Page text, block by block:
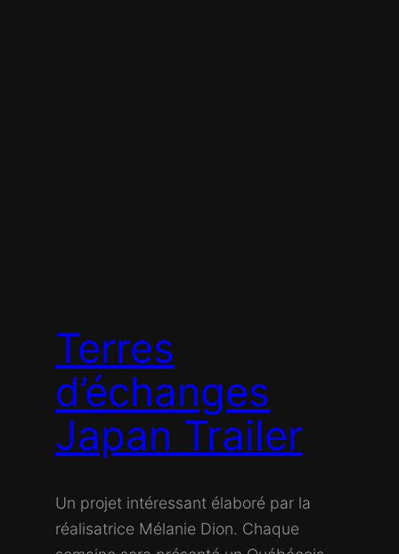
Terres
d’échanges
Japan Trailer
Un projet intéressant élaboré par la
réalisatrice Mélanie Dion. Chaque